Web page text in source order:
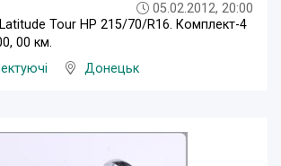
05.02.2012, 20:00
Tour HP 215/70/R16. Комплект-4
00 км.
Донецьк